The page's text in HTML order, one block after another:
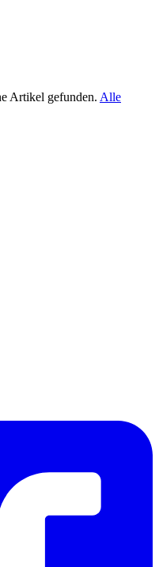
Artikel gefunden. Alle